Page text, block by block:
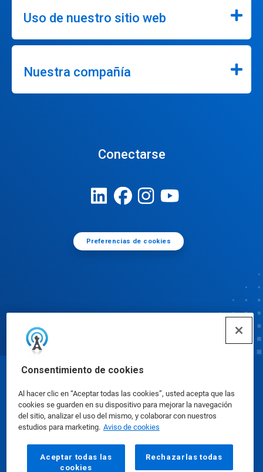
Consentimiento de cookies
Al hacer clic en “Aceptar todas las cookies”, usted acepta que las
cookies se guarden en su dispositivo para mejorar la navegación
del sitio, analizar el uso del mismo, y colaborar con nuestros
estudios para marketing. Aviso de cookies
Aceptar todas las
cookies
Rechazarlas todas
Uso de nuestro sitio web
Nuestra compañía
Conectarse
Preferencias de cookies
Hojas de datos sobre seguridad|Política de
privacidad|Términos de uso